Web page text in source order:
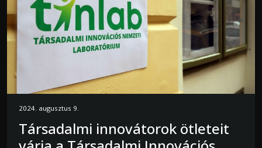
2024. augusztus 9.
Társadalmi innovátorok ötleteit